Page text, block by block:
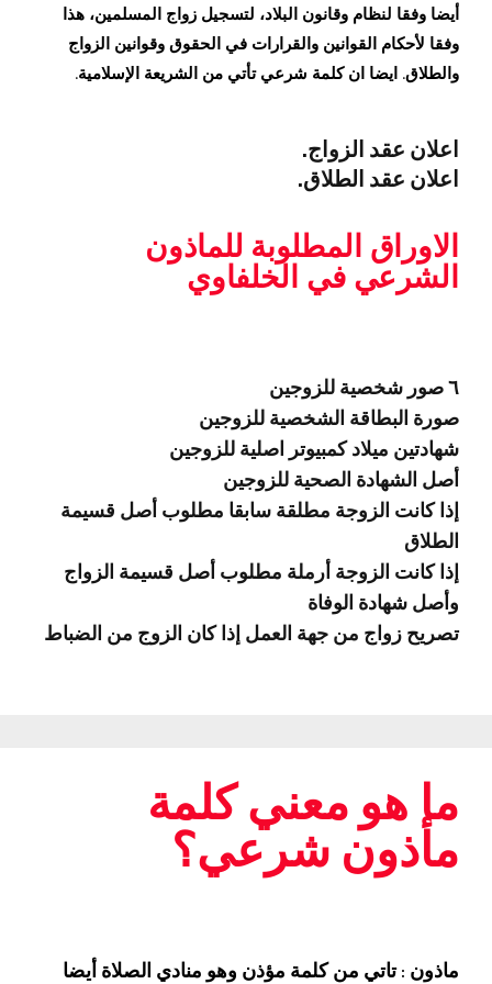
أيضا وفقا لنظام وقانون البلاد، لتسجيل زواج المسلمين، هذا
وفقا لأحكام القوانين والقرارات في الحقوق وقوانين الزواج
والطلاق. ايضا ان كلمة شرعي تأتي من الشريعة الإسلامية.
اعلان عقد الزواج.
اعلان عقد الطلاق.
الاوراق المطلوبة للماذون
الشرعي في الخلفاوي
٦ صور شخصية للزوجين
صورة البطاقة الشخصية للزوجين
شهادتين ميلاد كمبيوتر اصلية للزوجين
أصل الشهادة الصحية للزوجين
إذا كانت الزوجة مطلقة سابقا مطلوب أصل قسيمة
الطلاق
إذا كانت الزوجة أرملة مطلوب أصل قسيمة الزواج
وأصل شهادة الوفاة
تصريح زواج من جهة العمل إذا كان الزوج من الضباط
ما هو معني كلمة
مأذون شرعي؟
ماذون : تاتي من كلمة مؤذن وهو منادي الصلاة أيضا